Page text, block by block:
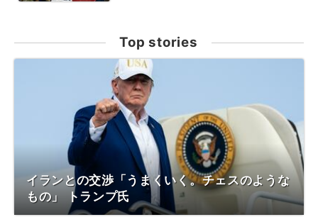
Top stories
イランとの交渉「うまくいく。チェスのような
もの」 トランプ氏